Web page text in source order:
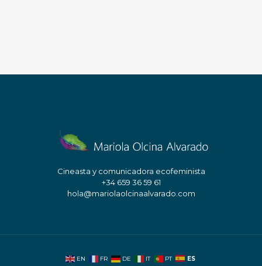
Cineasta y comunicadora ecofeminista
+34 659 36 59 61
hola@mariolaolcinaalvarado.com
EN FR DE IT PT ES